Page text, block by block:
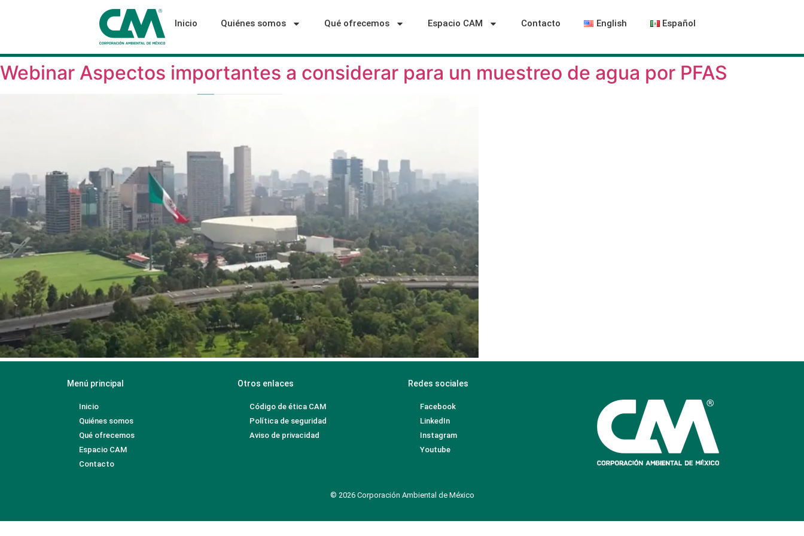
Inicio Quiénes somos Qué ofrecemos Espacio CAM Contacto English Español
Webinar Aspectos importantes a considerar para un muestreo de agua por PFAS
Menú principal Otros enlaces Redes sociales
Inicio
Quiénes somos
Qué ofrecemos
Espacio CAM
Contacto
Código de ética CAM
Política de seguridad
Aviso de privacidad
Facebook
LinkedIn
Instagram
Youtube
© 2026 Corporación Ambiental de México